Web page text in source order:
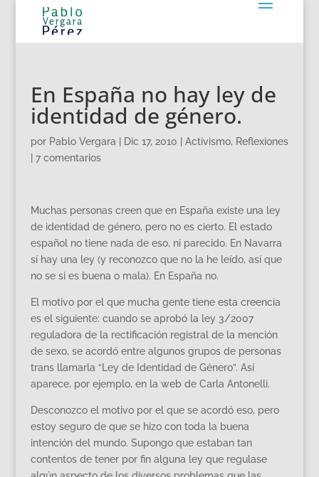
En España no hay ley de
identidad de género.
por Pablo Vergara Dic 17, 2010 Activismo, Reflexiones
7 comentarios
Muchas personas creen que en España existe una ley
de identidad de género, pero no es cierto. El estado
español no tiene nada de eso, ni parecido. En Navarra
sí hay una ley (y reconozco que no la he leído, así que
no se si es buena o mala). En España no.
El motivo por el que mucha gente tiene esta creencia
es el siguiente: cuando se aprobó la ley 3/2007
reguladora de la rectificación registral de la mención
de sexo, se acordó entre algunos grupos de personas
trans llamarla “Ley de Identidad de Género”. Así
aparece, por ejemplo, en la web de Carla Antonelli.
Desconozco el motivo por el que se acordó eso, pero
estoy seguro de que se hizo con toda la buena
intención del mundo. Supongo que estaban tan
contentos de tener por fin alguna ley que regulase